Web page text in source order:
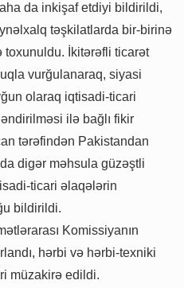
da inkişaf etdiyi bildirildi,
təşkilatlarda bir-birinə
toxunuldu. İkitərəfli ticarət
vurğulanaraq, siyasi
olaraq iqtisadi-ticari
ilə bağlı fikir
tərəfindən Pakistandan
digər məhsula güzəştli
ticari əlaqələrin
bildirildi.
Komissiyanın
hərbi və hərbi-texniki
müzakirə edildi.